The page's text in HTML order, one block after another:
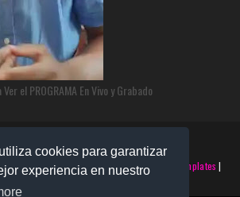
cookies para garantizar
experiencia en nuestro
el PROGRAMA En Vivo y Grabado
| Derechos Reservados | Creado con SoraTemplates |
porSANTO MONTERO